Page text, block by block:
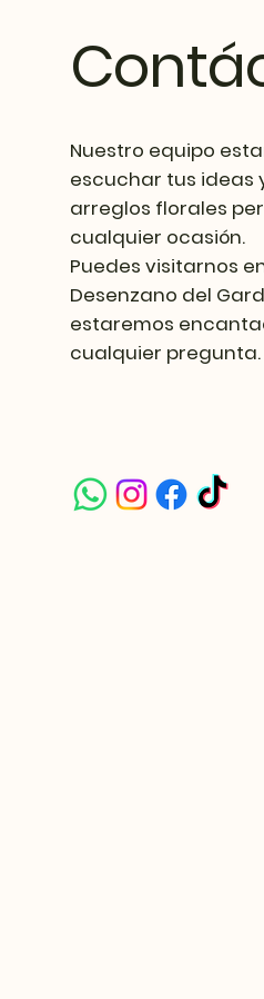
Nuestro equipo
escuchar tus ideas
arreglos florales
cualquier ocasión.
Puedes visitarnos
Desenzano del
estaremos
cualquier pregunta.